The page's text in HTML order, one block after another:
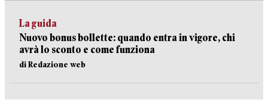
La guida
Nuovo bonus bollette: quando entra in vigore, chi
avrà lo sconto e come funziona
di Redazione web